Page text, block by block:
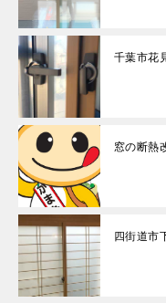
千葉市花
窓の断熱
四街道市